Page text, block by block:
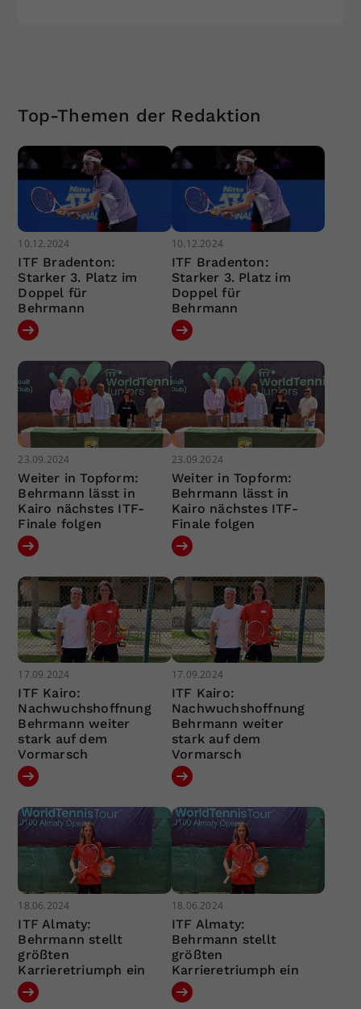
Top-Themen der Redaktion
10.12.2024
ITF Bradenton:
Starker 3. Platz im
Doppel für
Behrmann
10.12.2024
ITF Bradenton:
Starker 3. Platz im
Doppel für
Behrmann
23.09.2024
Weiter in Topform:
Behrmann lässt in
Kairo nächstes ITF-
Finale folgen
23.09.2024
Weiter in Topform:
Behrmann lässt in
Kairo nächstes ITF-
Finale folgen
17.09.2024
ITF Kairo:
Nachwuchshoffnung
Behrmann weiter
stark auf dem
Vormarsch
17.09.2024
ITF Kairo:
Nachwuchshoffnung
Behrmann weiter
stark auf dem
Vormarsch
18.06.2024
ITF Almaty:
Behrmann stellt
größten
Karrieretriumph ein
18.06.2024
ITF Almaty:
Behrmann stellt
größten
Karrieretriumph ein